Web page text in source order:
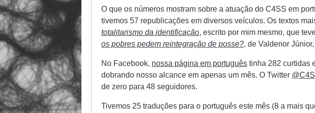
O que os números mostram sobre a atuação do C4SS em
tivemos 57 republicações em diversos veículos. Os textos
totalitarismo da identificação, escrito por mim mesmo, que
os pobres pedem reintegração de posse?, de Valdenor
No Facebook, nossa página em português tinha 282 curtidas
dobrando nosso alcance em apenas um mês. O Twitter
de zero para 48 seguidores.
Tivemos 25 traduções para o português este mês (8 a mais